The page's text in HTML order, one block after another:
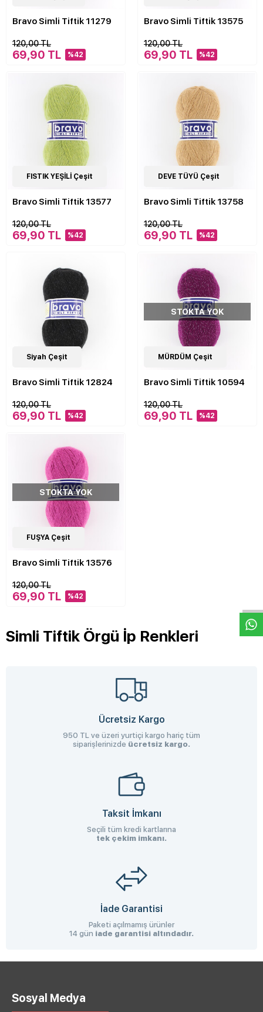
Bravo Simli Tiftik 11279
120,00 TL
69,90 TL %42
Bravo Simli Tiftik 13575
120,00 TL
69,90 TL %42
5 Çeşit
FISTIK YEŞİLİ Çeşit
Bravo Simli Tiftik 13577
120,00 TL
69,90 TL %42
5Çeşit
DEVE TÜYÜ Çeşit
Bravo Simli Tiftik 13758
120,00 TL
69,90 TL %42
Siyah Çeşit
Bravo Simli Tiftik 12824
120,00 TL
69,90 TL %42
5Çeşit
STOKTA YOK
MÜRDÜM Çeşit
Bravo Simli Tiftik 10594
120,00 TL
69,90 TL %42
5Çeşit
STOKTA YOK
FUŞYA Çeşit
Bravo Simli Tiftik 13576
120,00 TL
69,90 TL %42
Simli Tiftik Örgü İp Renkleri
Ücretsiz Kargo
950 TL ve üzeri yurtiçi kargo hariç tüm
siparişlerinizde ücretsiz kargo.
Taksit İmkanı
Seçili tüm kredi kartlarına
tek çekim imkanı.
İade Garantisi
Paketi açılmamış ürünler
14 gün iade garantisi altındadır.
Sosyal Medya